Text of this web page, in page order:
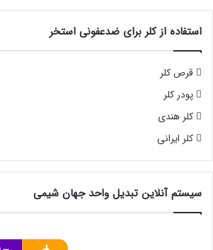
استفاده از کلر برای ضدعفونی استخر
قرص کلر
پودر کلر
کلر هندی
کلر ایرانی
سیستم آنلاین تبدیل واحد جهان شیمی